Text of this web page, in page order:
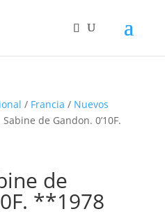
/ Francia / Nuevos
de Gandon. 0’10F.
de
**1978